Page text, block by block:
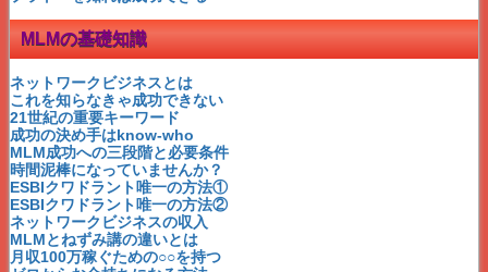
私にネットビジネスができる？
会わないMLM成立つの?
PCや文章苦手でも大丈夫？
MLMが嫌われる9つの嘘
本当に稼げるんですか？
どうやって集客するの？
勧誘しないダンケネディ法
子育て卒業！第二章は…
嘘つきは不幸の始まり
無料集客で失敗しない秘訣
あなたの一番のリスクは何？
成功への近道はあるのか？
スカイプで100倍効果！！
本当にあったスゴ～イ話
MLMを変えたキヨサキ氏
MLMの基礎知識
ネットワークビジネスとは
これを知らなきゃ成功できない
21世紀の重要キーワード
成功の決め手はknow-who
MLM成功への三段階と必要条件
時間泥棒になっていませんか？
ESBIクワドラント唯一の方法①
ESBIクワドラント唯一の方法②
ネットワークビジネスの収入
MLMとねずみ講の違いとは
月収100万稼ぐための○○を持つ